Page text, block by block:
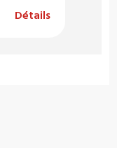
Détails